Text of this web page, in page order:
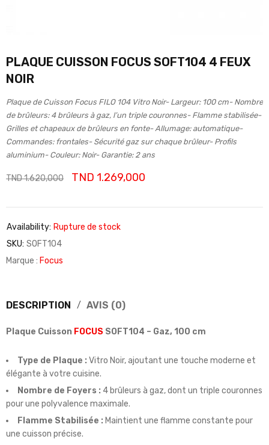
PLAQUE CUISSON FOCUS SOFT104 4 FEUX
NOIR
Plaque de Cuisson Focus FILO 104 Vitro Noir- Largeur: 100 cm- Nombre
de brûleurs: 4 brûleurs à gaz, l’un triple couronnes- Flamme stabilisée-
Grilles et chapeaux de brûleurs en fonte- Allumage: automatique-
Commandes: frontales- Sécurité gaz sur chaque brûleur- Profils
aluminium- Couleur: Noir- Garantie: 2 ans
TND1.620,000 TND 1.269,000
Availability: Rupture de stock
SKU: SOFT104
Marque : Focus
DESCRIPTION AVIS (0)
Plaque Cuisson FOCUS SOFT104 – Gaz, 100 cm
Type de Plaque : Vitro Noir, ajoutant une touche moderne et
élégante à votre cuisine.
Nombre de Foyers : 4 brûleurs à gaz, dont un triple couronnes
pour une polyvalence maximale.
Flamme Stabilisée : Maintient une flamme constante pour
une cuisson précise.